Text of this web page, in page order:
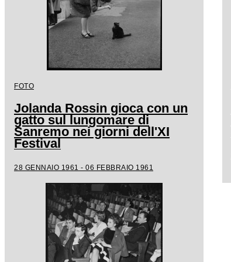
FOTO
Jolanda Rossin gioca con un
gatto sul lungomare di
Sanremo nei giorni dell'XI
Festival
28 GENNAIO 1961 - 06 FEBBRAIO 1961